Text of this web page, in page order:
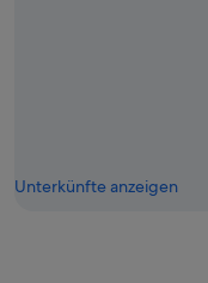
Unterkünfte anzeigen